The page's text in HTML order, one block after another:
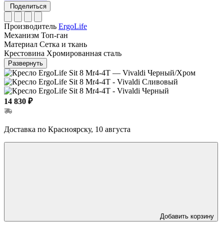
Поделиться
Производитель ErgoLife
Механизм Топ-ган
Материал Сетка и ткань
Крестовина Хромированная сталь
Развернуть
14 830 ₽
Доставка по Красноярску, 10 августа
Добавить корзину